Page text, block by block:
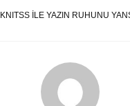
KNITSS ILE YAZIN RUHUNU